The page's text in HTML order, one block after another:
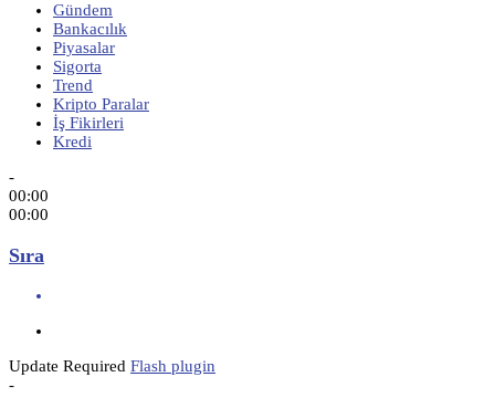
Gündem
Bankacılık
Piyasalar
Sigorta
Trend
Kripto Paralar
İş Fikirleri
Kredi
-
00:00
00:00
Sıra
Update Required Flash plugin
-